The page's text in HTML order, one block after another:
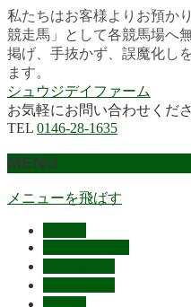
私たちはお客様よりお預か
競走馬」として各競馬場へ
掲げ、手抜かず、誤魔化し
ます。
シュウジデイファーム
お気軽にお問い合わせくだ
TEL 0146-28-1635
MENU
メニューを飛ばす